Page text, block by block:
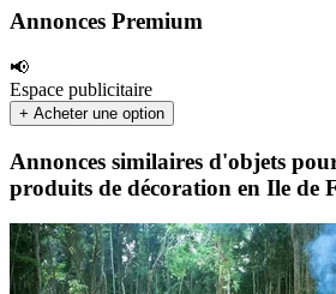
Annonces Premium
📢
Espace publicitaire
+ Acheter une option
Annonces similaires d'objets
produits de décoration en Ile de